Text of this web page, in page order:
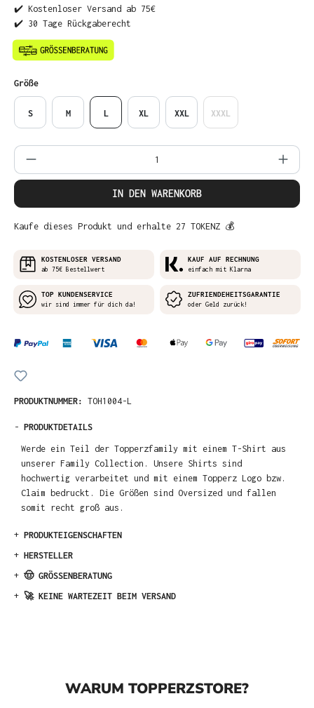
✔️ Kostenloser Versand ab 75€
✔️ 30 Tage Rückgaberecht
Größeauswählen
S M L XL XXL XXXL
Produkt Anzahl: Gib den gewünschten
IN DEN WARENKORB
Kaufe dieses Produkt und erhalte 27 TOKENZ 💰
KOSTENLOSER VERSAND
ab 75€ Bestellwert
KAUF AUF RECHNUNG
einfach mit Klarna
TOP KUNDENSERVICE
wir sind immer für dich da!
ZUFRIENDEHEITSGARANTIE
oder Geld zurück!
PRODUKTNUMMER: TOH1004-L
- PRODUKTDETAILS
Werde ein Teil der Topperzfamily mit einem T-Shirt aus
unserer Family Collection. Unsere Shirts sind
hochwertig verarbeitet und mit einem Topperz Logo bzw.
Claim bedruckt. Die Größen sind Oversized und fallen
somit recht groß aus.
+ PRODUKTEIGENSCHAFTEN
+ HERSTELLER
+ 🤠 GRÖSSENBERATUNG
+ 🚀 KEINE WARTEZEIT BEIM VERSAND
WARUM TOPPERZSTORE?